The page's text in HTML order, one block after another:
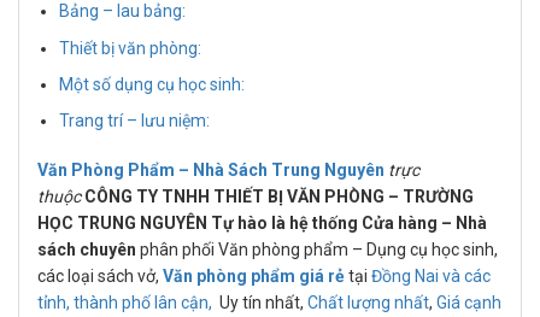
Bảng – lau bảng:
Thiết bị văn phòng:
Một số dụng cụ học sinh:
Trang trí – lưu niệm:
Văn Phòng Phẩm – Nhà Sách Trung Nguyên trực
thuộcCÔNG TY TNHH THIẾT BỊ VĂN PHÒNG – TRƯỜNG
HỌC TRUNG NGUYÊN Tự hào là hệ thống Cửa hàng – Nhà
sách chuyên phân phối Văn phòng phẩm – Dụng cụ học sinh,
các loại sách vở, Văn phòng phẩm giá rẻtại Đồng Nai và các
tỉnh, thành phố lân cận, Uy tín nhất, Chất lượng nhất, Giá cạnh